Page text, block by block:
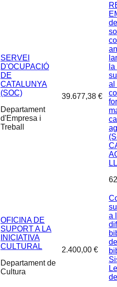
SERVEI
D'OCUPACIÓ
DE
CATALUNYA
(SOC)
Departament
d'Empresa i
Treball
39.677,38 €
al
OFICINA DE
SUPORT A LA
INICIATIVA
CULTURAL
Departament de
Cultura
2.400,00 €
a